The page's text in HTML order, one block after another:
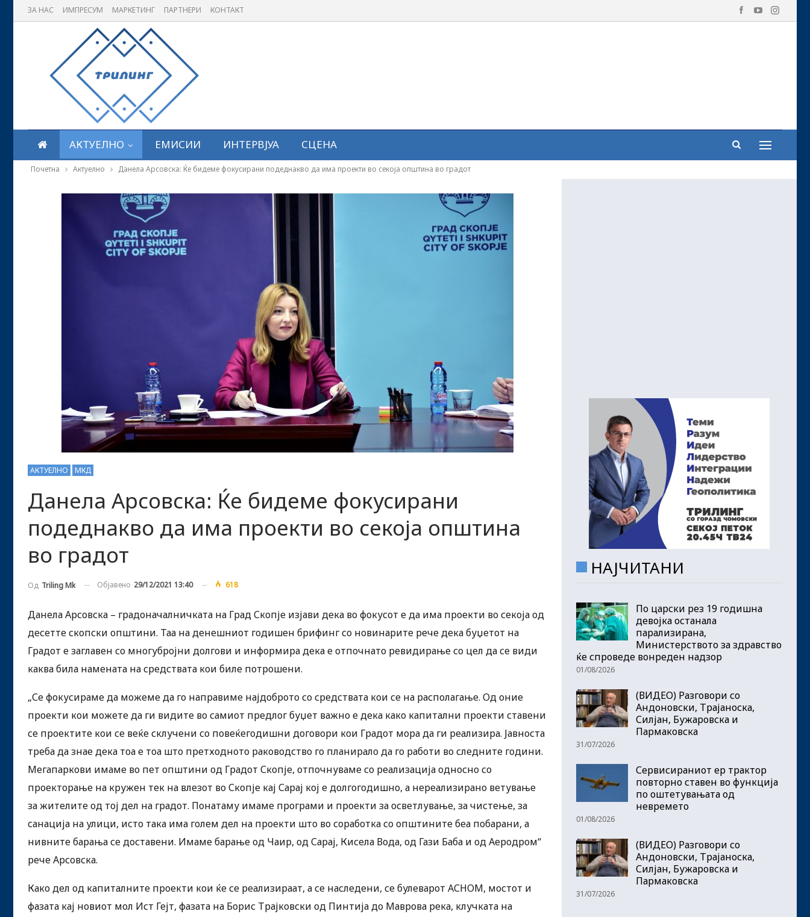
ЗА НАС ИМПРЕСУМ МАРКЕТИНГ ПАРТНЕРИ КОНТАКТ
АКТУЕЛНО ЕМИСИИ ИНТЕРВЈУА СЦЕНА
Почетна Актуелно Данела Арсовска: Ќе бидеме фокусирани подеднакво да има проекти во секоја општина во градот
АКТУЕЛНО МКД
Данела Арсовска: Ќе бидеме фокусирани
подеднакво да има проекти во секоја општина
во градот
Од Triling Mk Објавено 29/12/2021 13:40 618
Данела Арсовска – градоначалничката на Град Скопје изјави дека во фокусот е да има проекти во секоја од
десетте скопски општини. Таа на денешниот годишен брифинг со новинарите рече дека буџетот на
Градот е заглавен со многубројни долгови и информира дека е отпочнато ревидирање со цел да се види
каква била намената на средствата кои биле потрошени.
„Се фокусираме да можеме да го направиме најдоброто со средствата кои се на располагање. Од оние
проекти кои можете да ги видите во самиот предлог буџет важно е дека како капитални проекти ставени
се проектите кои се веќе склучени со повеќегодишни договори кои Градот мора да ги реализира. Јавноста
треба да знае дека тоа е тоа што претходното раководство го планирало да го работи во следните години.
Мегапаркови имаме во пет општини од Градот Скопје, отпочнуваме со реализација односно со
проекторање на кружен тек на влезот во Скопје кај Сарај кој е долгогодишно, а нереализирано ветување
за жителите од тој дел на градот. Понатаму имаме програми и проекти за осветлување, за чистење, за
санација на улици, исто така има голем дел на проекти што во соработка со општините беа побарани, а
нивните барања се доставени. Имаме барање од Чаир, од Сарај, Кисела Вода, од Гази Баба и од Аеродром“
рече Арсовска.
Како дел од капиталните проекти кои ќе се реализираат, а се наследени, се булеварот АСНОМ, мостот и
фазата кај новиот мол Ист Гејт, фазата на Борис Трајковски од Пинтија до Маврова река, клучката на
НАЈЧИТАНИ
По царски рез 19 годишна
девојка останала
парализирана,
Министерството за здравство
ќе спроведе вонреден надзор
01/08/2026
(ВИДЕО) Разговори со
Андоновски, Трајаноска,
Силјан, Бужаровска и
Пармаковска
31/07/2026
Сервисираниот ер трактор
повторно ставен во функција
по оштетувањата од
невремето
01/08/2026
(ВИДЕО) Разговори со
Андоновски, Трајаноска,
Силјан, Бужаровска и
Пармаковска
31/07/2026